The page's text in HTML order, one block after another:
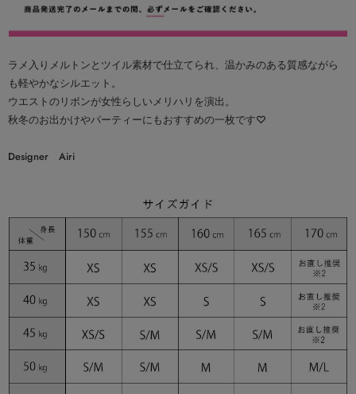
ラメ入りメルトンとツイル素材で仕立てられ、温かみのある質感ながら
も軽やかなシルエット。
ウエストのリボンが女性らしいメリハリを演出。
秋冬のお出かけやパーティーにもおすすめの一枚です♡
Designer Airi